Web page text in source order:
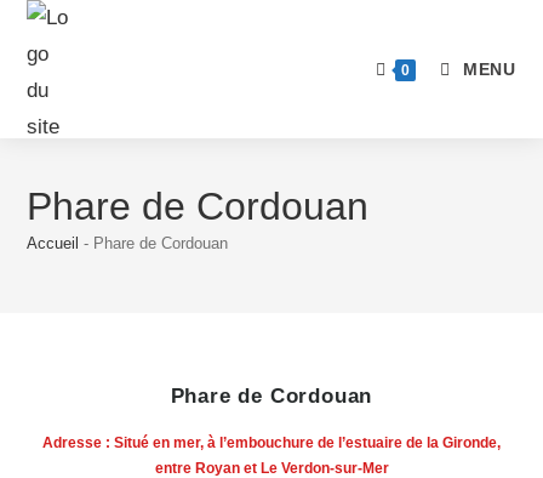
0 MENU
Phare de Cordouan
Accueil - Phare de Cordouan
Phare de Cordouan
Adresse : Situé en mer, à l’embouchure de l’estuaire de la Gironde,
entre Royan et Le Verdon-sur-Mer